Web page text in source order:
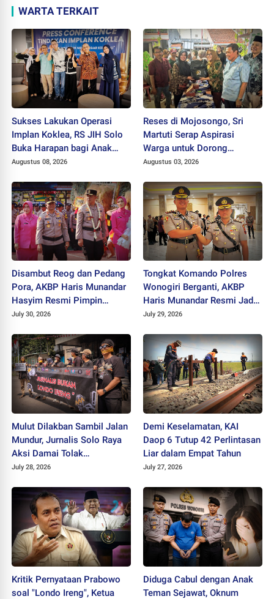
WARTA TERKAIT
Sukses Lakukan Operasi
Implan Koklea, RS JIH Solo
Buka Harapan bagi Anak
dengan Gangguan
Augustus 08, 2026
Reses di Mojosongo, Sri
Martuti Serap Aspirasi
Warga untuk Dorong
Ekonomi Kreatif dan Kota
Augustus 03, 2026
Disambut Reog dan Pedang
Pora, AKBP Haris Munandar
Hasyim Resmi Pimpin
Polres Wonogiri
July 30, 2026
Tongkat Komando Polres
Wonogiri Berganti, AKBP
Haris Munandar Resmi Jadi
Kapolres Baru
July 29, 2026
Mulut Dilakban Sambil Jalan
Mundur, Jurnalis Solo Raya
Aksi Damai Tolak
Stigmatisasi "Londo Ireng"
July 28, 2026
Demi Keselamatan, KAI
Daop 6 Tutup 42 Perlintasan
Liar dalam Empat Tahun
July 27, 2026
Kritik Pernyataan Prabowo
soal "Londo Ireng", Ketua
Diduga Cabul dengan Anak
Teman Sejawat, Oknum